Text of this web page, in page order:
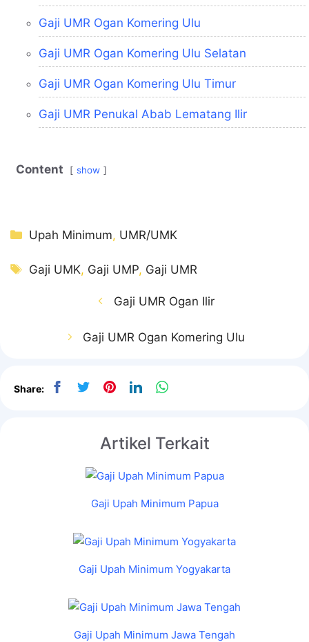
Gaji UMR Ogan Komering Ulu
Gaji UMR Ogan Komering Ulu Selatan
Gaji UMR Ogan Komering Ulu Timur
Gaji UMR Penukal Abab Lematang Ilir
Content show
Kategori
Upah Minimum, UMR/UMK
Tag
Gaji UMK, Gaji UMP, Gaji UMR
Gaji UMR Ogan Ilir
Gaji UMR Ogan Komering Ulu
Share:
Artikel Terkait
Gaji Upah Minimum Papua
Gaji Upah Minimum Yogyakarta
Gaji Upah Minimum Jawa Tengah